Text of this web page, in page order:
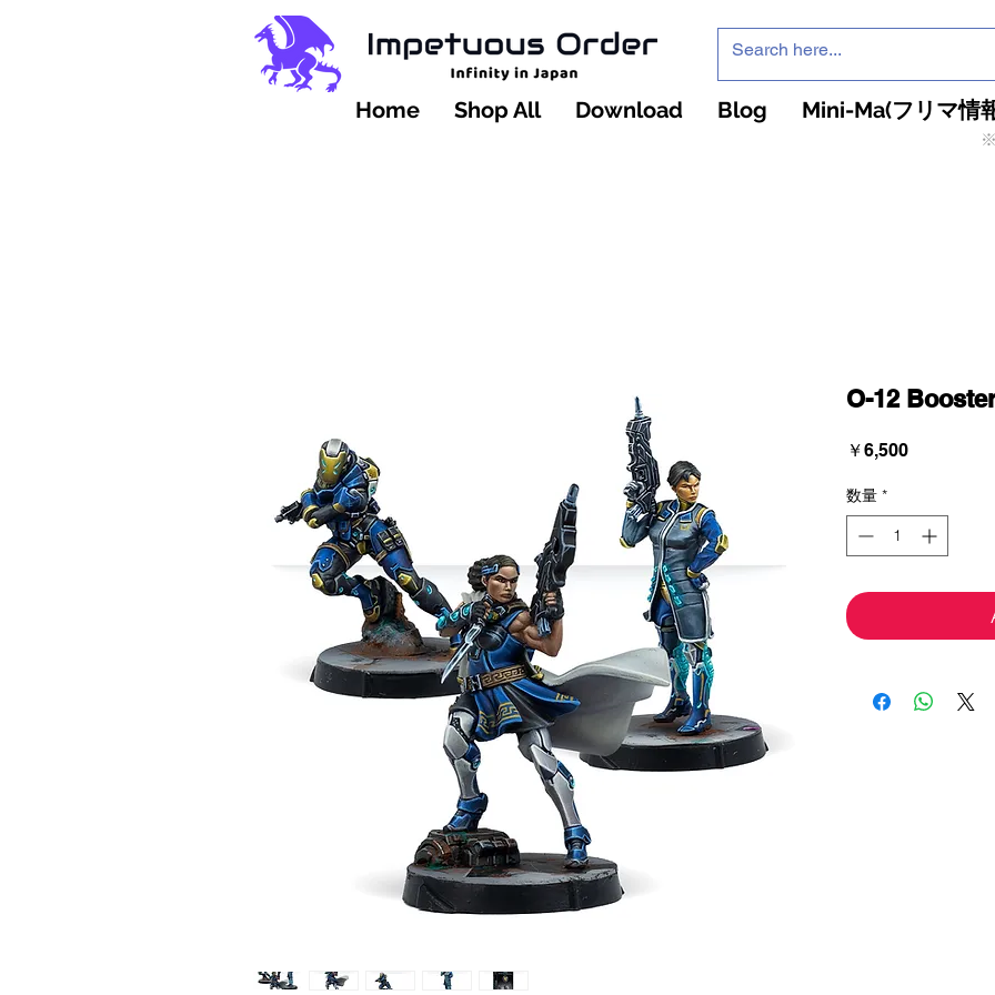
Home Shop All Download Blog Mini-Ma(フリマ情
O-12
￥6,500価
数量 *